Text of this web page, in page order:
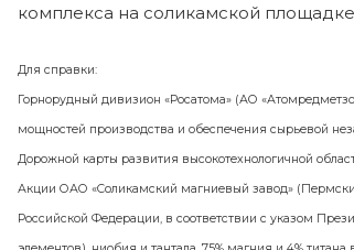
комплекса на соликамской
Для справки:
Горнорудный дивизион «Росатома» (АО
мощностей производства и обеспечения сырьевой
Дорожной карты развития высокотехнологичной
Акции ОАО «Соликамский магниевый завод»
Российской Федерации, в соответствии с указом